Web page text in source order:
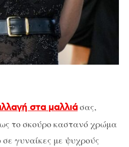
στα μαλλιάσας,
το σκούρο καστανό χρώμα
γυναίκες με ψυχρούς